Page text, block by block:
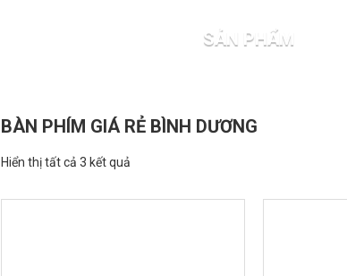
SẢN PHẨM
BÀN PHÍM GIÁ RẺ BÌNH DƯƠNG
Hiển thị tất cả 3 kết quả